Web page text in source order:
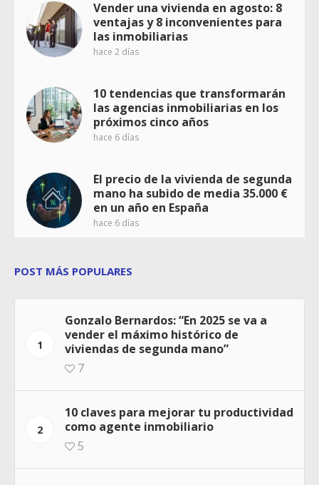
Vender una vivienda en agosto: 8
ventajas y 8 inconvenientes para
las inmobiliarias
hace 2 días
10 tendencias que transformarán
las agencias inmobiliarias en los
próximos cinco años
hace 6 días
El precio de la vivienda de segunda
mano ha subido de media 35.000 €
en un año en España
hace 6 días
POST MÁS POPULARES
1
Gonzalo Bernardos: “En 2025 se va a
vender el máximo histórico de
viviendas de segunda mano”
7
2
10 claves para mejorar tu productividad
como agente inmobiliario
5